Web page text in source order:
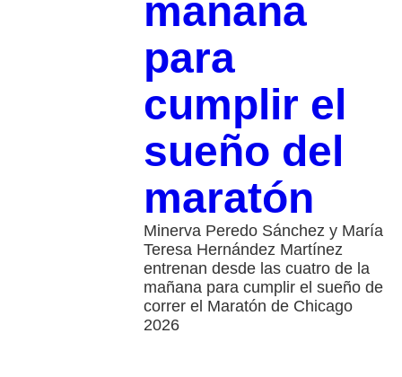
mañana
para
cumplir el
sueño del
maratón
Minerva Peredo Sánchez y María
Teresa Hernández Martínez
entrenan desde las cuatro de la
mañana para cumplir el sueño de
correr el Maratón de Chicago
2026